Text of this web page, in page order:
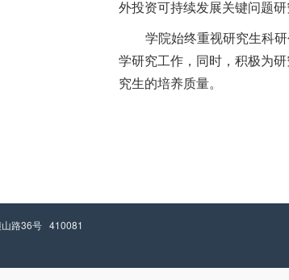
外投资可持续发展关键问题研
学院始终重视研究生科
学研究工作， 同时， 积极为
究生的培养质量。
山路36号 410081